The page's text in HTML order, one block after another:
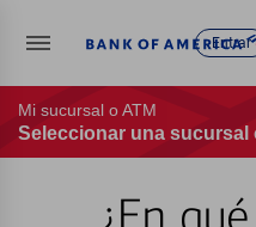
Entrar
Mi sucursal o ATM
Seleccionar una sucursal